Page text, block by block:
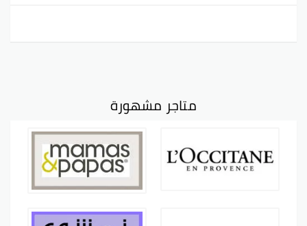
متاجر مشهورة